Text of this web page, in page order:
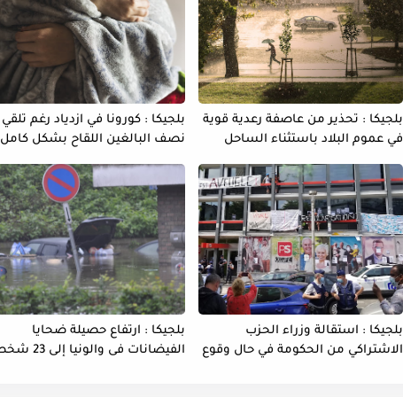
بلجيكا : تحذير من عاصفة رعدية قوية
في عموم البلاد باستثناء الساحل
بلجيكا : كورونا في ازدياد رغم تلقي
نصف البالغين اللقاح بشكل كامل
بلجيكا : استقالة وزراء الحزب
الاشتراكي من الحكومة في حال وقوع
بلجيكا : ارتفاع حصيلة ضحايا
الفيضانات فى والونيا إلى 23 شخصاً